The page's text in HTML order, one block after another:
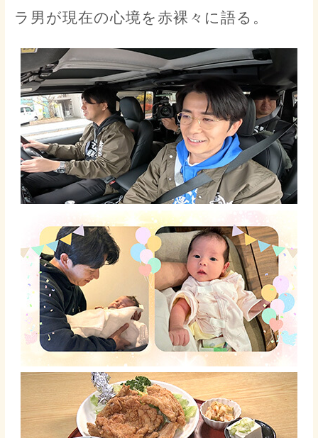
ラ男が現在の心境を赤裸々に語る。